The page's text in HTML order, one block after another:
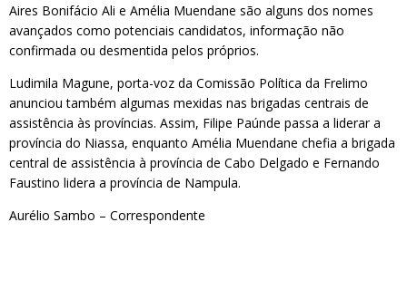
Aires Bonifácio Ali e Amélia Muendane são alguns dos nomes
avançados como potenciais candidatos, informação não
confirmada ou desmentida pelos próprios.
Ludimila Magune, porta-voz da Comissão Política da Frelimo
anunciou também algumas mexidas nas brigadas centrais de
assistência às províncias. Assim, Filipe Paúnde passa a liderar a
província do Niassa, enquanto Amélia Muendane chefia a brigada
central de assistência à província de Cabo Delgado e Fernando
Faustino lidera a província de Nampula.
Aurélio Sambo – Correspondente